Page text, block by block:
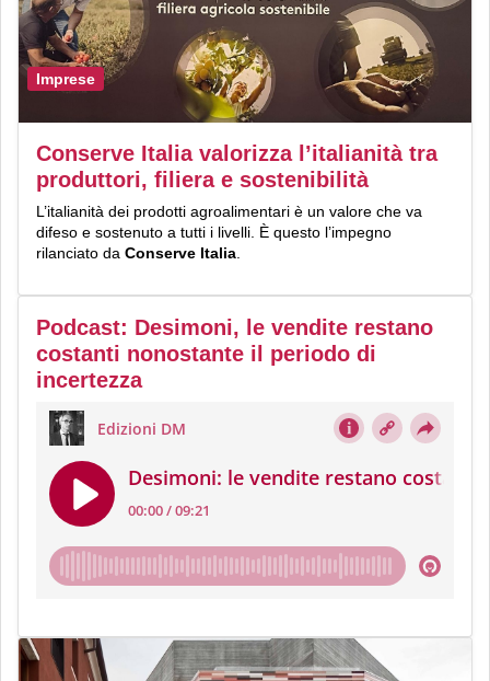
Imprese
Conserve Italia valorizza l’italianità tra
produttori, filiera e sostenibilità
L’italianità dei prodotti agroalimentari è un valore che va
difeso e sostenuto a tutti i livelli. È questo l’impegno
rilanciato da Conserve Italia
Podcast: Desimoni, le vendite restano
costanti nonostante il periodo di
incertezza